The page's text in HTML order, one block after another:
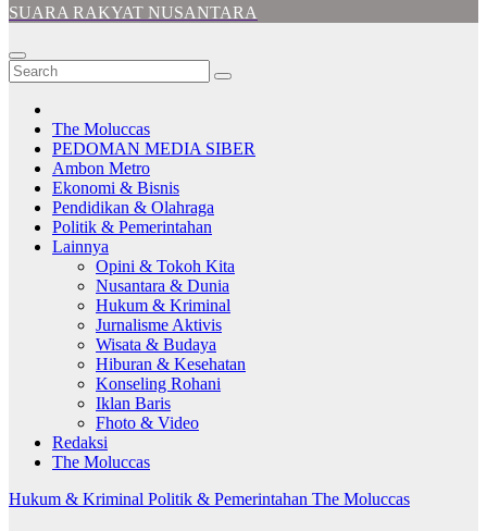
SUARA RAKYAT NUSANTARA
The Moluccas
PEDOMAN MEDIA SIBER
Ambon Metro
Ekonomi & Bisnis
Pendidikan & Olahraga
Politik & Pemerintahan
Lainnya
Opini & Tokoh Kita
Nusantara & Dunia
Hukum & Kriminal
Jurnalisme Aktivis
Wisata & Budaya
Hiburan & Kesehatan
Konseling Rohani
Iklan Baris
Fhoto & Video
Redaksi
The Moluccas
Hukum & Kriminal Politik & Pemerintahan The Moluccas